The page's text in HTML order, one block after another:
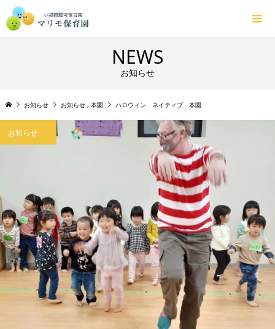
NEWS
お知らせ
お知らせ お知らせ , 本園 ハロウィン ネイティブ 本園
お知らせ